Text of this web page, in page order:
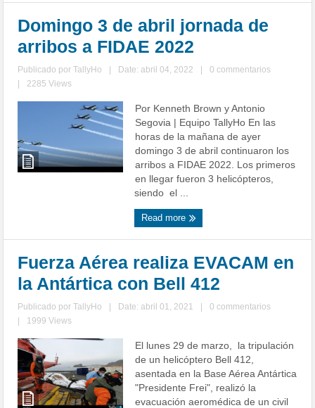
Domingo 3 de abril jornada de
arribos a FIDAE 2022
Publicado porTallyHo Date: abril 04, 2022
0 commentarios
2285 Views
Por Kenneth Brown y Antonio
Segovia | Equipo TallyHo En las
horas de la mañana de ayer
domingo 3 de abril continuaron los
arribos a FIDAE 2022. Los primeros
en llegar fueron 3 helicópteros,
siendo el ...
Read more
Fuerza Aérea realiza EVACAM en
la Antártica con Bell 412
Publicado porTallyHo Date: abril 01, 2021
0 commentarios
1999 Views
El lunes 29 de marzo, la tripulación
de un helicóptero Bell 412,
asentada en la Base Aérea Antártica
"Presidente Frei", realizó la
evacuación aeromédica de un civil